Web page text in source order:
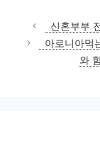
신혼부부
아로니아먹
와